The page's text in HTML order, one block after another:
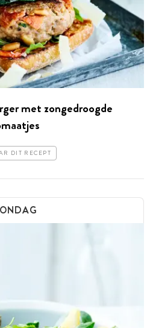
met zongedroogde
DIT RECEPT